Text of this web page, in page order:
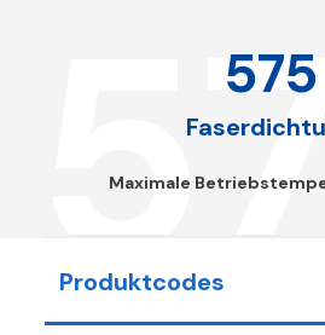
575
Maximale
Produktcodes